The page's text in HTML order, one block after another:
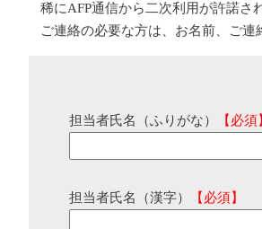
稀にAFP通信から二次利用が許諾さ
ご連絡の必要な方は、お名前、ご
担当者氏名（ふりがな） 【必須
担当者氏名（漢字） 【必須】